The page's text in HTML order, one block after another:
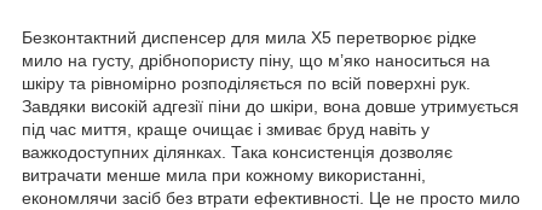
Безконтактний диспенсер для мила X5 перетворює рідке
мило на густу, дрібнопористу піну, що м’яко наноситься на
шкіру та рівномірно розподіляється по всій поверхні рук.
Завдяки високій адгезії піни до шкіри, вона довше утримується
під час миття, краще очищає і змиває бруд навіть у
важкодоступних ділянках. Така консистенція дозволяє
витрачати менше мила при кожному використанні,
економлячи засіб без втрати ефективності. Це не просто мило